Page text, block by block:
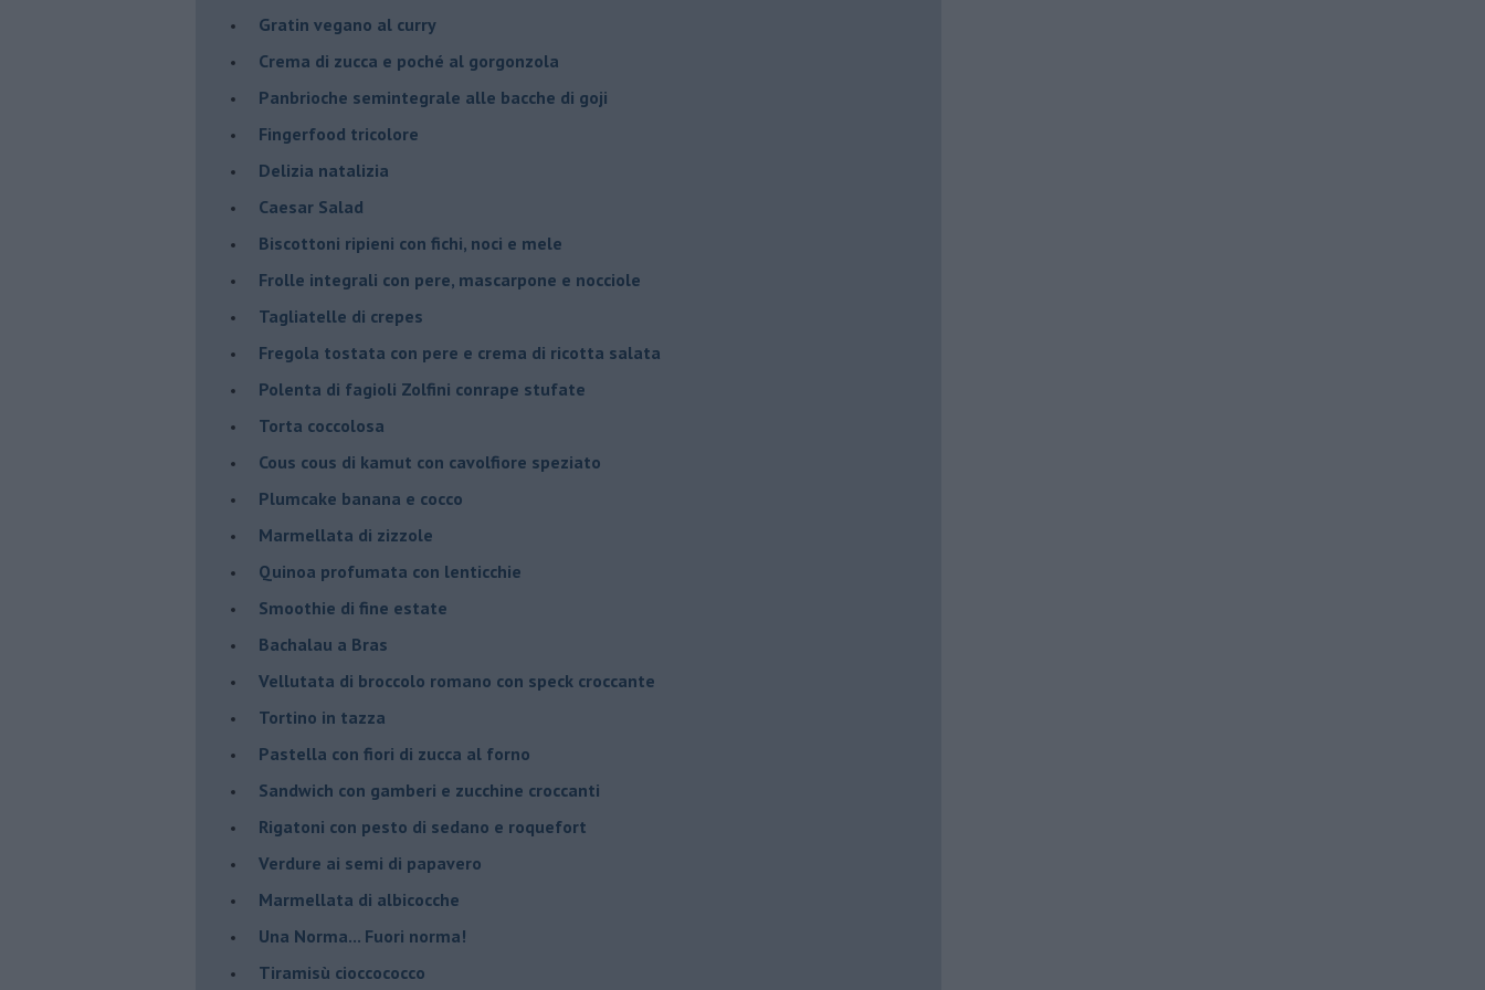
Gratin vegano al curry
Crema di zucca e poché al gorgonzola
Panbrioche semintegrale alle bacche di goji
Fingerfood tricolore
Delizia natalizia
Caesar Salad
Biscottoni ripieni con fichi, noci e mele
Frolle integrali con pere, mascarpone e nocciole
Tagliatelle di crepes
Fregola tostata con pere e crema di ricotta salata
Polenta di fagioli Zolfini conrape stufate
Torta coccolosa
Cous cous di kamut con cavolfiore speziato
Plumcake banana e cocco
Marmellata di zizzole
Quinoa profumata con lenticchie
Smoothie di fine estate
Bachalau a Bras
Vellutata di broccolo romano con speck croccante
Tortino in tazza
Pastella con fiori di zucca al forno
Sandwich con gamberi e zucchine croccanti
Rigatoni con pesto di sedano e roquefort
Verdure ai semi di papavero
Marmellata di albicocche
Una Norma... Fuori norma!
Tiramisù cioccococco